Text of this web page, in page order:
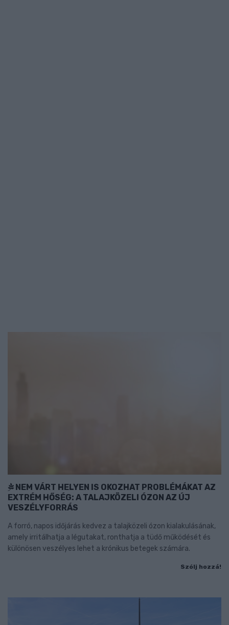
NEM VÁRT HELYEN IS OKOZHAT PROBLÉMÁKAT AZ
EXTRÉM HŐSÉG: A TALAJKÖZELI ÓZON AZ ÚJ
VESZÉLYFORRÁS
A forró, napos időjárás kedvez a talajközeli ózon kialakulásának,
amely irritálhatja a légutakat, ronthatja a tüdő működését és
különösen veszélyes lehet a krónikus betegek számára.
Szólj hozzá!